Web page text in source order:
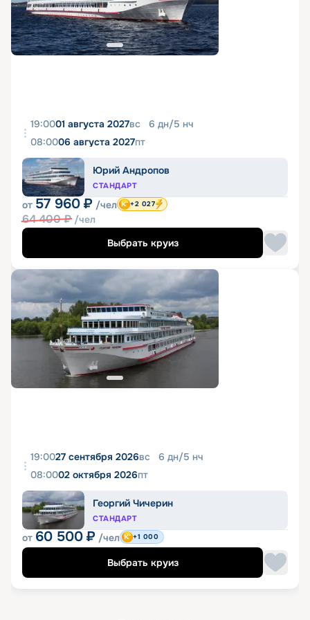
19:0001 августа 2027вс 6 дн/5 нч
08:0006 августа 2027пт
Юрий Андропов
СТАНДАРТ
от 57 960 ₽ /чел
64 400₽ /чел
+2 027
Выбрать круиз
19:0027 сентября 2026вс 6 дн/5 нч
08:0002 октября 2026пт
Георгий Чичерин
СТАНДАРТ
от 60 500 ₽ /чел +1 000
Выбрать круиз